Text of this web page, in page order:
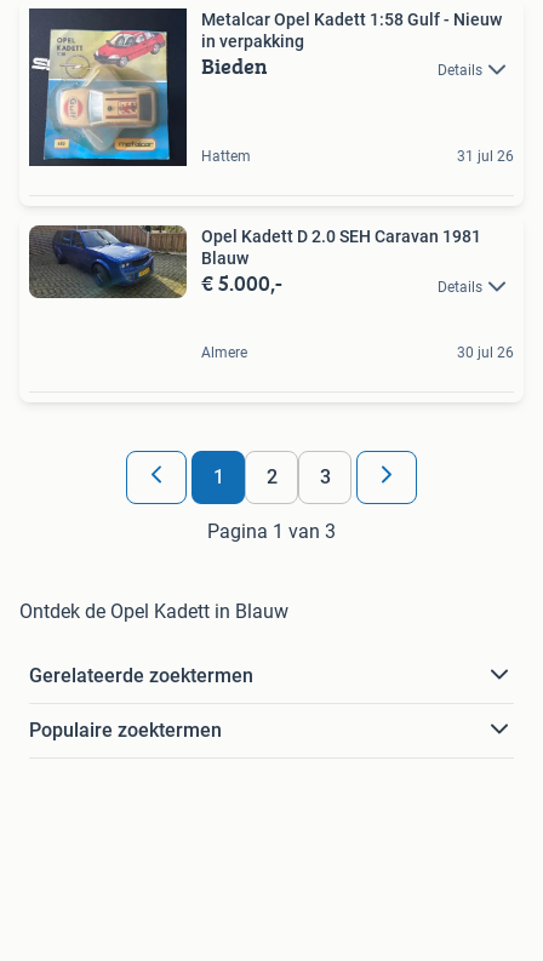
Metalcar Opel Kadett 1:58 Gulf - Nieuw
in verpakking
Bieden Details
Hattem 31 jul 26
Opel Kadett D 2.0 SEH Caravan 1981
Blauw
€ 5.000,- Details
Almere 30 jul 26
1 2 3
Pagina 1 van 3
Ontdek de Opel Kadett in Blauw
Gerelateerde zoektermen
Populaire zoektermen